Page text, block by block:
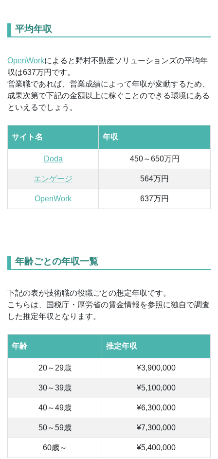
平均年収
OpenWorkによると野村不動産ソリューションズの平均年
収は637万円です。
営業職であれば、営業成績によって年収が変動するため、
成果次第で下記の金額以上に稼ぐことのできる環境にある
といえるでしょう。
サイト名 年収
Doda 450～650万円
エンゲージ 564万円
OpenWork 637万円
年齢ごとの年収一覧
下記の表が技術職の役職ごとの想定年収です。
こちらは、国税庁・厚労省の賃金情報を参照に独自で調査
した推定年収となります。
年齢 推定年収
20～29歳 ¥3,900,000
30～39歳 ¥5,100,000
40～49歳 ¥6,300,000
50～59歳 ¥7,300,000
60歳～
¥5,400,000